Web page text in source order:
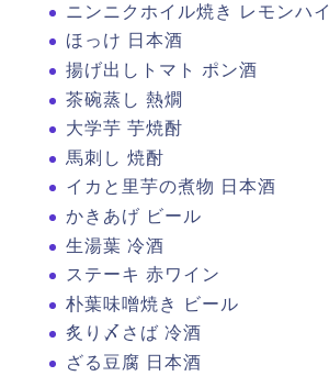
ニンニクホイル焼き レモンハイ
ほっけ 日本酒
揚げ出しトマト ポン酒
茶碗蒸し 熱燗
大学芋 芋焼酎
馬刺し 焼酎
イカと里芋の煮物 日本酒
かきあげ ビール
生湯葉 冷酒
ステーキ 赤ワイン
朴葉味噌焼き ビール
炙り〆さば 冷酒
ざる豆腐 日本酒